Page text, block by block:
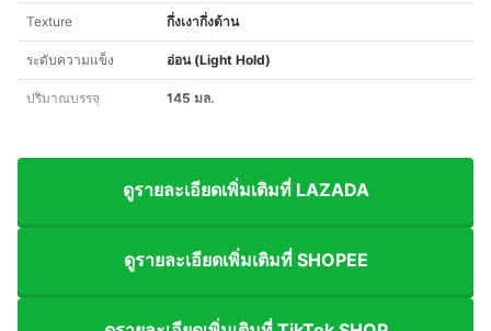
Texture กึ่งเงากึ่งด้าน
ระดับความแข็ง อ่อน (Light Hold)
ปริมาณบรรจุ 145 มล.
ดูรายละเอียดเพิ่มเติมที่ LAZADA
ดูรายละเอียดเพิ่มเติมที่ SHOPEE